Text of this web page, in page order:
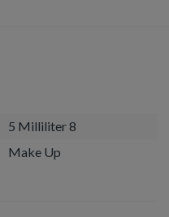
5 Milliliter 8
Make Up